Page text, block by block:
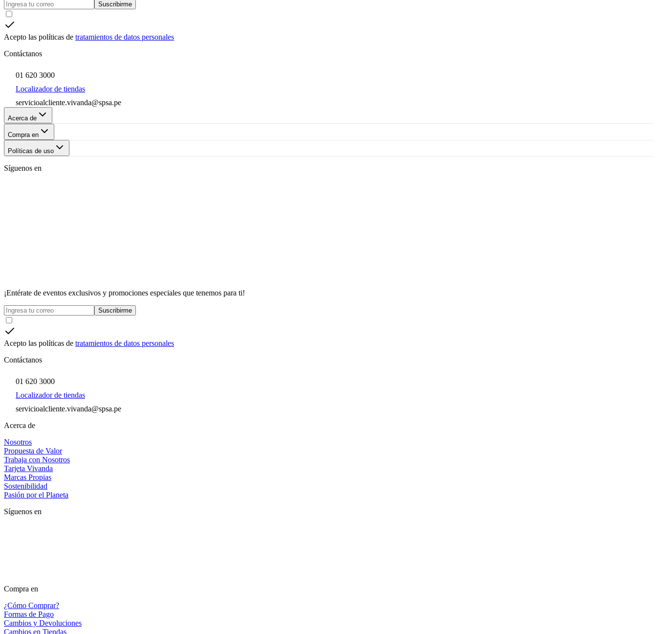
Suscribirme
Acepto las políticas de tratamientos de datos personales
Contáctanos
01 620 3000
Localizador de tiendas
servicioalcliente.vivanda@spsa.pe
Acerca de
Compra en
Políticas de uso
Síguenos en
¡Entérate de eventos exclusivos y promociones especiales que tenemos para ti!
Suscribirme
Acepto las políticas de tratamientos de datos personales
Contáctanos
01 620 3000
Localizador de tiendas
servicioalcliente.vivanda@spsa.pe
Acerca de
Nosotros
Propuesta de Valor
Trabaja con Nosotros
Tarjeta Vivanda
Marcas Propias
Sostenibilidad
Pasión por el Planeta
Síguenos en
Compra en
¿Cómo Comprar?
Formas de Pago
Cambios y Devoluciones
Cambios en Tiendas